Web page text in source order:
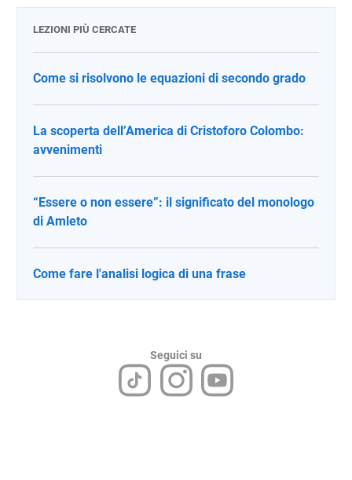
LEZIONI PIÙ CERCATE
Come si risolvono le equazioni di secondo grado
La scoperta dell’America di Cristoforo Colombo:
avvenimenti
“Essere o non essere”: il significato del monologo
di Amleto
Come fare l'analisi logica di una frase
Seguici su